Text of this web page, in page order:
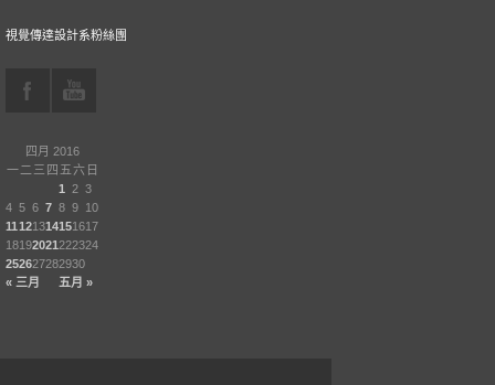
視覺傳達設計系粉絲團
四月 2016
一 二 三 四 五六 日
« 三月 五月 »
1 2 3
4 5 6 7 8 9 10
11121314151617
18192021222324
252627282930